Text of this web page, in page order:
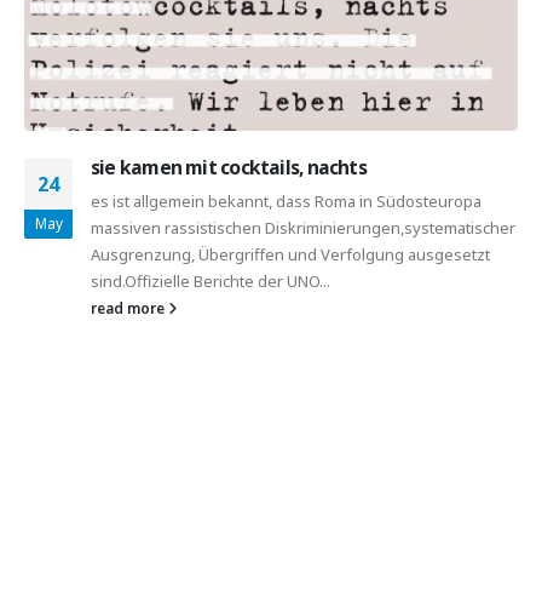
01
Sep
United against Racism – Für eine Gesellschaft
der Vielen! Antirassistischer Aktionstag am 5.
September 2020
United against Racism – Für eine Gesellschaft der
Vielen!Antirassistischer Aktionstag am 5. September
2020Bundesweiter Aufruf zu dezentralen Protesten